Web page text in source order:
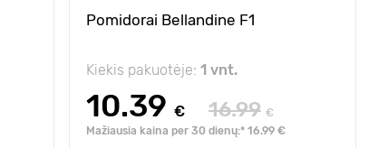
Pomidorai Bellandine F1
Kiekis pakuotėje: 1 vnt.
10.39 € 16.99 €
Mažiausia kaina per 30 dienų:* 16.99 €